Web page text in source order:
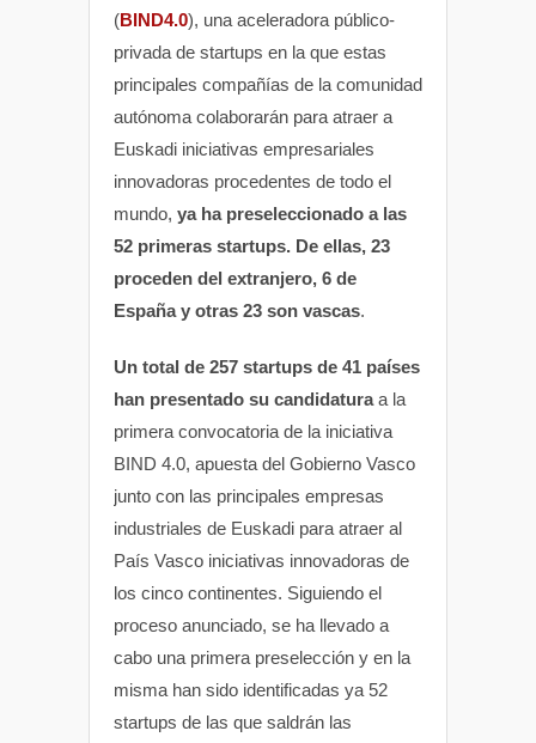
(BIND4.0), una aceleradora público-
privada de startups en la que estas
principales compañías de la comunidad
autónoma colaborarán para atraer a
Euskadi iniciativas empresariales
innovadoras procedentes de todo el
mundo, ya ha preseleccionado a las
52 primeras startups. De ellas, 23
proceden del extranjero, 6 de
España y otras 23 son vascas.
Un total de 257 startups de 41 países
han presentado su candidaturaa la
primera convocatoria de la iniciativa
BIND 4.0, apuesta del Gobierno Vasco
junto con las principales empresas
industriales de Euskadi para atraer al
País Vasco iniciativas innovadoras de
los cinco continentes. Siguiendo el
proceso anunciado, se ha llevado a
cabo una primera preselección y en la
misma han sido identificadas ya 52
startups de las que saldrán las